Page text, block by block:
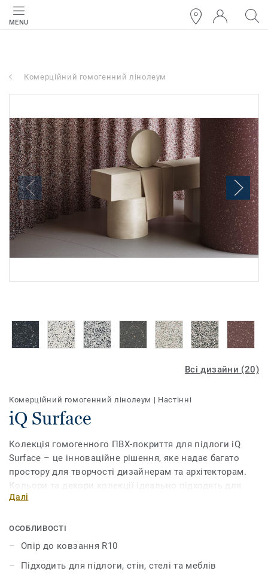
MENU
Комерційний гомогенний лінолеум
Всі дизайни (20)
Комерційний гомогенний лінолеум | Настінні
iQ Surface
Колекція гомогенного ПВХ-покриття для підлоги iQ
Surface – це інноваційне рішення, яке надає багато
простору для творчості дизайнерам та архітекторам.
Кольори та декори колекції ідеально підходять для
створення затишної гостинної атмосфери у крамницях,
розроблене з урахуванням усіх передових інновацій
Tarkett. Щоб створити єдиний стиль в інтер’єрі, його
можна поєднати з колекцією покриттів для стін
Surface Wall.
Далі
ОСОБЛИВОСТІ
Опір до ковзання R10
Підходить для підлоги, стін, стелі та меблів